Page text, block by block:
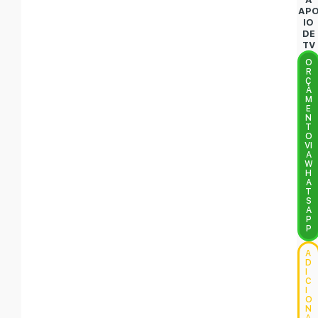
IO
DE
TV
O
R
Ç
A
M
E
N
T
O
VI
A
W
H
A
T
S
A
P
P
A
D
C
O
N